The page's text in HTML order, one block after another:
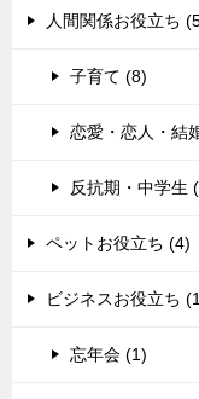
人間関係お役立ち
子育て (8)
恋愛・恋人・結
反抗期・中学生
ペットお役立ち (4)
ビジネスお役立ち
忘年会 (1)